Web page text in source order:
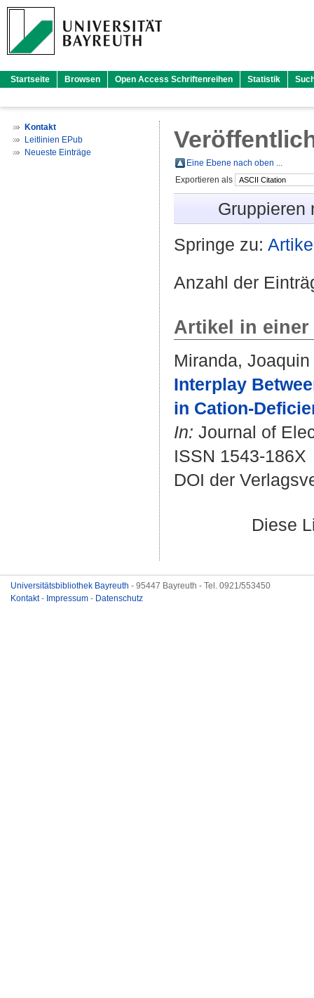
Startseite Browsen Open Access Schriftenreihen Statistik
Kontakt
Leitlinien EPub
Neueste Einträge
Eine Ebene nach oben ...
Exportieren als
Gruppieren
Springe zu:
Anzahl der
Artikel in
Miranda, Joaquin
Interplay
in Cation-
In: Journal of
ISSN 1543-186X
DOI der
Diese
Universitätsbibliothek Bayreuth - 95447 Bayreuth - Tel. 0921/553450
Kontakt- Impressum - Datenschutz